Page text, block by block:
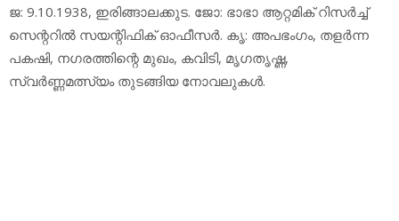
ജ: 9.10.1938, ഇരിങ്ങാലക്കുട. ജോ: ഭാഭാ ആറ്റമിക് റിസര്‍ച്ച്
സെന്ററില്‍ സയന്റിഫിക് ഓഫീസര്‍. കൃ: അപഭംഗം, തളര്‍ന്ന
പകഷി, നഗരത്തിന്റെ മുഖം, കവിടി, മൃഗതൃഷ്ണ,
സ്വര്‍ണ്ണമത്സ്യം തുടങ്ങിയ നോവലുകള്‍.